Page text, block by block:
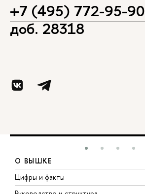
+7 (495) 772-95-90
доб. 28318
О ВЫШКЕ
Цифры и факты